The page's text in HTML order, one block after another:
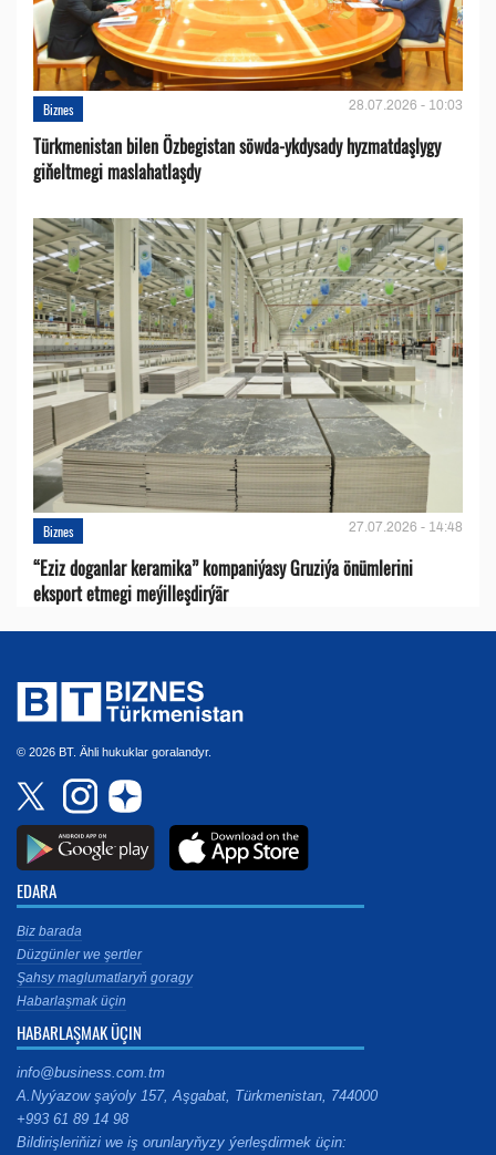
Biznes 28.07.2026 - 10:03
Türkmenistan bilen Özbegistan söwda-ykdysady hyzmatdaşlygy
giňeltmegi maslahatlaşdy
Biznes 27.07.2026 - 14:48
“Eziz doganlar keramika” kompaniýasy Gruziýa önümlerini
eksport etmegi meýilleşdirýär
© 2026 BT. Ähli hukuklar goralandyr.
EDARA
Biz barada
Düzgünler we şertler
Şahsy maglumatlaryň goragy
Habarlaşmak üçin
HABARLAŞMAK ÜÇIN
info@business.com.tm
A.Nyýazow şaýoly 157, Aşgabat, Türkmenistan, 744000
+993 61 89 14 98
Bildirişleriňizi we iş orunlaryňyzy ýerleşdirmek üçin: